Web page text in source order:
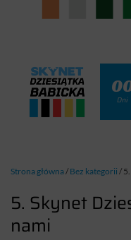
Dni
Strona główna/ Bez kategorii /
5. Skynet
nami